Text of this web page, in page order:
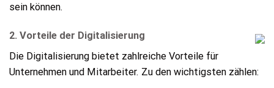
sein können.
2. Vorteile der Digitalisierung
Die Digitalisierung bietet zahlreiche Vorteile für
Unternehmen und Mitarbeiter. Zu den wichtigsten zählen: